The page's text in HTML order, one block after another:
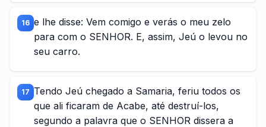
16 e lhe disse: Vem comigo e verás o meu zelo
para com o SENHOR. E, assim, Jeú o levou no
seu carro.
17 Tendo Jeú chegado a Samaria, feriu todos os
que ali ficaram de Acabe, até destruí-los,
segundo a palavra que o SENHOR dissera a